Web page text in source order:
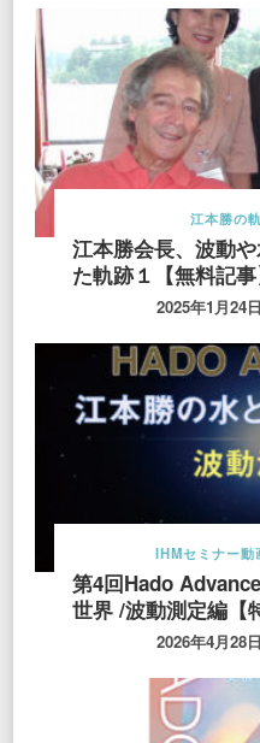
江本勝の
江本勝会長、波動
た軌跡１【無料記事
2025年1月24日
IHMセミナー動
第4回Hado
世界 /波動測定編【
2026年4月28日